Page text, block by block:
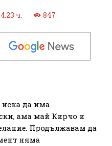
ч. 847
да има
ама май Кирчо и
Продължавам да
няма